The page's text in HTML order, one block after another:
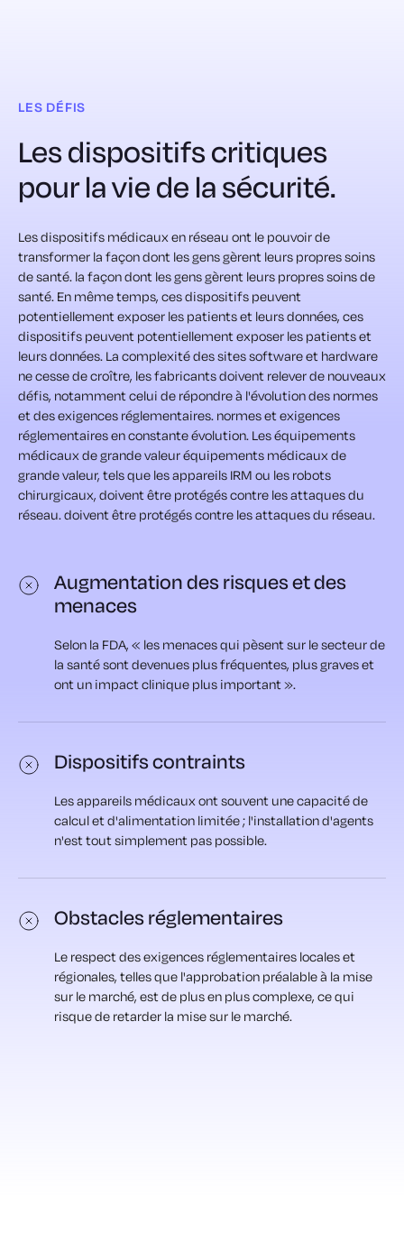
LES DÉFIS
Les dispositifs critiques
pour la viede la sécurité.
Les dispositifs médicaux en réseau ont le pouvoir de
transformer la façon dont les gens gèrent leurs propres soins
de santé. la façon dont les gens gèrent leurs propres soins de
santé. En même temps, ces dispositifs peuvent
potentiellement exposer les patients et leurs données, ces
dispositifs peuvent potentiellement exposer les patients et
leurs données. La complexité des sites software et hardware
ne cesse de croître, les fabricants doivent relever de nouveaux
défis, notamment celui de répondre à l'évolution des normes
et des exigences réglementaires. normes et exigences
réglementaires en constante évolution. Les équipements
médicaux de grande valeuréquipements médicaux de
grande valeur, tels que les appareils IRM ou les robots
chirurgicaux, doivent être protégés contre les attaques du
réseau.doivent être protégés contre les attaques du réseau.
Augmentation des risques et des
menaces
Selon la FDA, « les menaces qui pèsent sur le secteur de
la santé sont devenues plus fréquentes, plus graves et
ont un impact clinique plus important ».
Dispositifs contraints
Les appareils médicaux ont souvent une capacité de
calcul et d'alimentation limitée ; l'installation d'agents
n'est tout simplement pas possible.
Obstacles réglementaires
Le respect des exigences réglementaires locales et
régionales, telles que l'approbation préalable à la mise
sur le marché, est de plus en plus complexe, ce qui
risque de retarder la mise sur le marché.